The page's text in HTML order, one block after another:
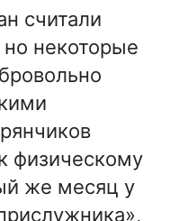
считали
некоторые
физическому
же месяц у